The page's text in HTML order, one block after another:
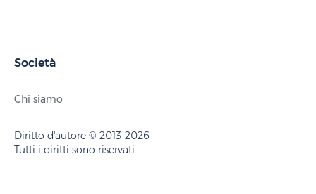
Società
Chi siamo
Diritto d'autore © 2013-2026
Tutti i diritti sono riservati.